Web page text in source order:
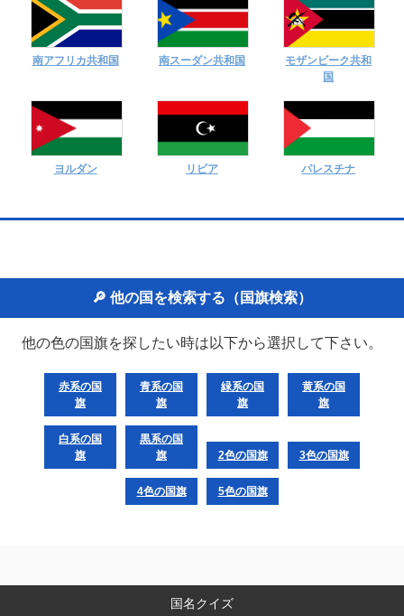
南アフリカ共和国 南スーダン共和国
モザンビーク共和
国
ヨルダン リビア パレスチナ
🔎 他の国を検索する（国旗検索）
他の色の国旗を探したい時は以下から選択して下さい。
赤系の国
旗
青系の国
旗
緑系の国
旗
黄系の国
旗
白系の国
旗
黒系の国
旗
2色の国旗 3色の国旗
4色の国旗 5色の国旗
国名クイズ